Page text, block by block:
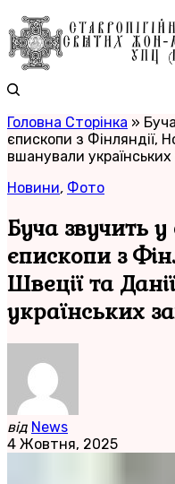
Головна Сторінка »
єпископи з Фінляндії,
вшанували
Новини, Фото
Буча звучить у
єпископи з
Швеції та
українських
від News
4 Жовтня, 2025